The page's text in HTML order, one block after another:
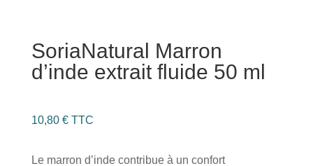
SoriaNatural Marron
d’inde extrait fluide 50 ml
10,80 € TTC
Le marron d’inde contribue à un confort